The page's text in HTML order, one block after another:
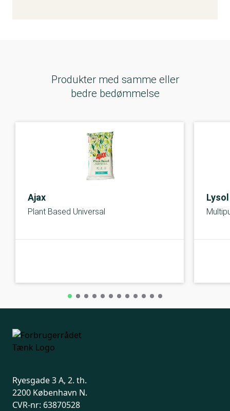
Produkter med samme eller
bedre bedømmelse
Ajax
Plant Based Universal
Lysol
Ryesgade 3 A, 2. th.
2200 København N.
CVR-nr: 63870528